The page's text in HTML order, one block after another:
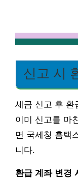
신고 시
세금 신고 후 환
이미 신고를 마
면 국세청 홈택
니다.
환급 계좌 변경